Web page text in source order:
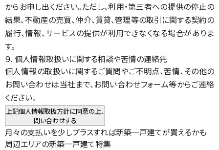
からお申し出ください。ただし、利用・第三者への提供の停止の
結果、不動産の売買、仲介、賃貸、管理等の取引に関する契約の
履行、情報、サービスの提供が利用できなくなる場合がありま
す。
９. 個人情報取扱いに関する相談や苦情の連絡先
個人情報の取扱いに関するご質問やご不明点、苦情、その他の
お問い合わせは当社まで、お問い合わせフォーム等からご連絡
ください。
上記個人情報取扱方針に同意の上、
問い合わせする
月々の支払いを少しプラスすれば新築一戸建てが買えるかも
周辺エリアの新築一戸建て特集